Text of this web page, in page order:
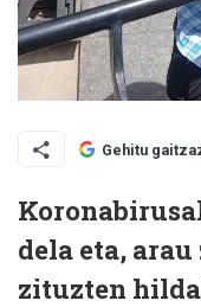
Gehitu
dela eta,
zituzten